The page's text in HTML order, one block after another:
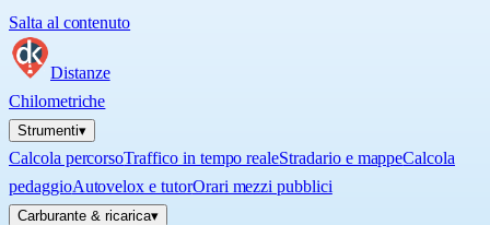
Salta al contenuto
Distanze
Chilometriche
Strumenti▾
Calcola percorsoTraffico in tempo realeStradario e mappeCalcola
pedaggioAutovelox e tutorOrari mezzi pubblici
Carburante & ricarica▾